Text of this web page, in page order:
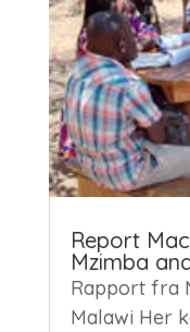
Report
Mzimba
Rapport fra
Malawi Her